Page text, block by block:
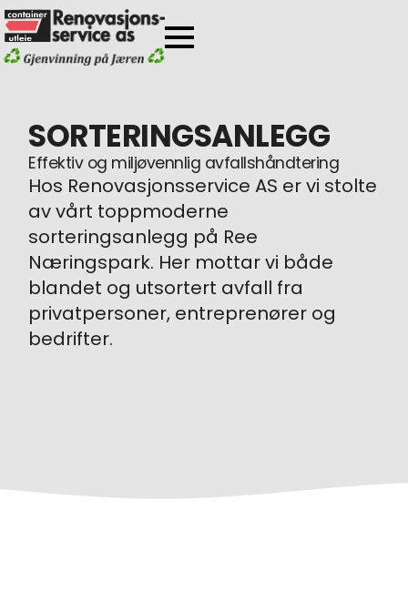
SORTERINGSANLEGG
Effektiv og miljøvennlig avfallshåndtering
Hos Renovasjonsservice AS er vi stolte
av vårt toppmoderne
sorteringsanlegg på Ree
Næringspark. Her mottar vi både
blandet og utsortert avfall fra
privatpersoner, entreprenører og
bedrifter.